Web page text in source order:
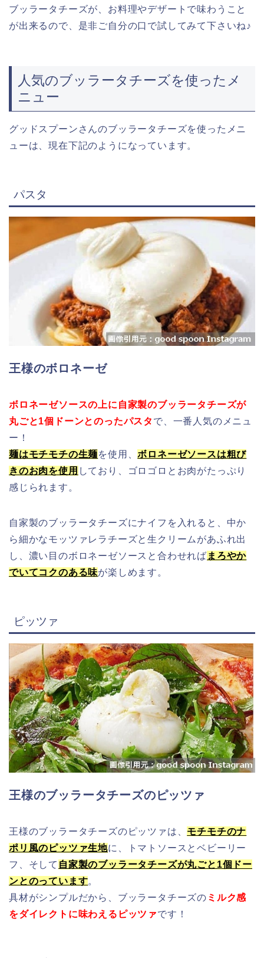
ブッラータチーズが、お料理やデザートで味わうこと
が出来るので、是非ご自分の口で試してみて下さいね♪
人気のブッラータチーズを使ったメ
ニュー
グッドスプーンさんのブッラータチーズを使ったメニ
ューは、現在下記のようになっています。
パスタ
王様のボロネーゼ
ボロネーゼソースの上に自家製のブッラータチーズが
丸ごと1個ドーンとのったパスタ で、一番人気のメニュ
ー！
麺はモチモチの生麺を使用、ボロネーゼソースは粗び
きのお肉を使用 しており、ゴロゴロとお肉がたっぷり
感じられます。
自家製のブッラータチーズにナイフを入れると、中か
ら細かなモッツァレラチーズと生クリームがあふれ出
し、濃い目のボロネーゼソースと合わせれば まろやか
でいてコクのある味が楽しめます。
ピッツァ
王様のブッラータチーズのピッツァ
王様のブッラータチーズのピッツァは、 モチモチのナ
ポリ風のピッツァ生地に、
トマトソースとベビーリー
フ、そして 自家製のブッラータチーズが丸ごと1個ドー
ンとのっています。
具材がシンプルだから、ブッラータチーズの ミルク感
をダイレクトに味わえるピッツァです！